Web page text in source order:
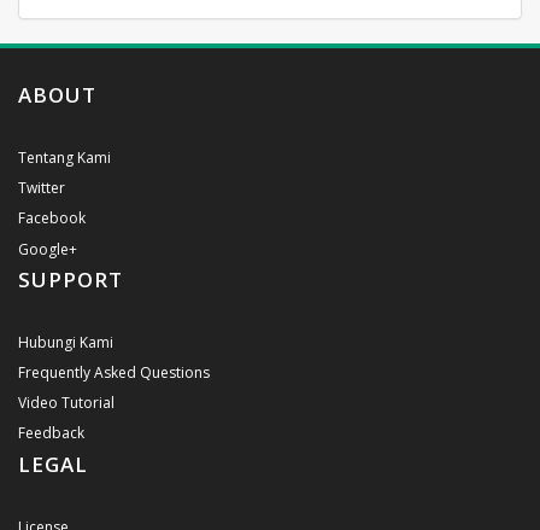
ABOUT
Tentang Kami
Twitter
Facebook
Google+
SUPPORT
Hubungi Kami
Frequently Asked Questions
Video Tutorial
Feedback
LEGAL